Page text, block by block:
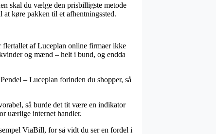
skal du vælge den prisbilligste metode
køre pakken til et afhentningssted.
flertallet af Luceplan online firmaer ikke
og mænd – helt i bund, og endda
– Luceplan forinden du shopper, så
så burde det tit være en indikator
uærlige internet handler.
ViaBill, for så vidt du ser en fordel i